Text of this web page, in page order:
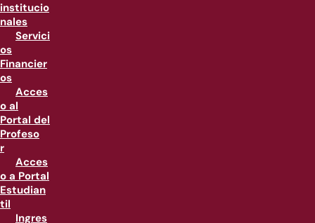
institucio
nales
Servici
os
Financier
os
Acces
o al
Portal del
Profeso
r
Acces
o a Portal
Estudian
til
Ingres